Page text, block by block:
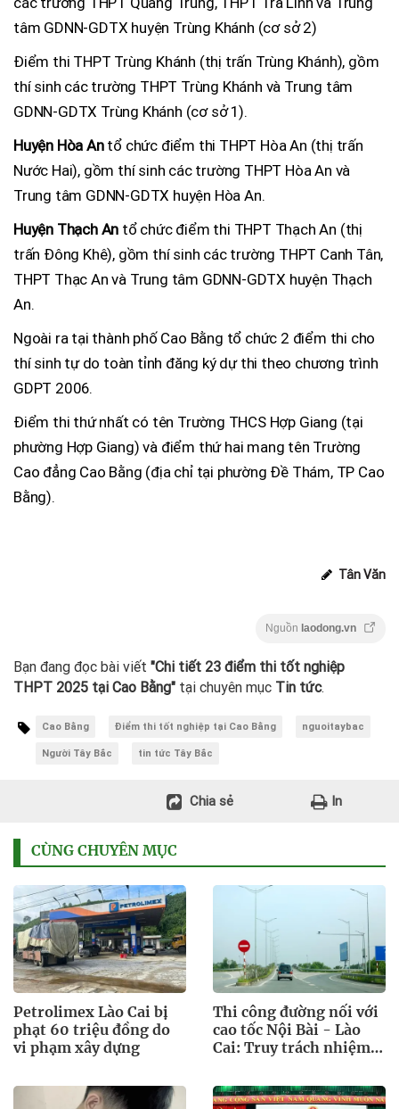
tâm GDNN-GDTX huyện Trùng Khánh (cơ sở 2)
Điểm thi THPT Trùng Khánh (thị trấn Trùng Khánh), gồm
thí sinh các trường THPT Trùng Khánh và Trung tâm
GDNN-GDTX Trùng Khánh (cơ sở 1).
Huyện Hòa Antổ chức điểm thi THPT Hòa An (thị trấn
Nước Hai), gồm thí sinh các trường THPT Hòa An và
Trung tâm GDNN-GDTX huyện Hòa An.
Huyện Thạch An tổ chức điểm thi THPT Thạch An (thị
trấn Đông Khê), gồm thí sinh các trường THPT Canh Tân,
THPT Thạc An và Trung tâm GDNN-GDTX huyện Thạch
An.
Ngoài ra tại thành phố Cao Bằng tổ chức 2 điểm thi cho
thí sinh tự do toàn tỉnh đăng ký dự thi theo chương trình
GDPT 2006.
Điểm thi thứ nhất có tên Trường THCS Hợp Giang (tại
phường Hợp Giang) và điểm thứ hai mang tên Trường
Cao đẳng Cao Bằng (địa chỉ tại phường Đề Thám, TP Cao
Bằng).
Tân Văn
Nguồn laodong.vn
Bạn đang đọc bài viết "Chi tiết 23 điểm thi tốt nghiệp
THPT 2025 tại Cao Bằng" tại chuyên mục Tin tức.
Cao Bằng Điểm thi tốt nghiệp tại Cao Bằng nguoitaybac
Người Tây Bắc tin tức Tây Bắc
Chia sẻ In
CÙNG CHUYÊN MỤC
Petrolimex Lào Cai bị
phạt 60 triệu đồng do
vi phạm xây dựng
Thi công đường nối với
cao tốc Nội Bài - Lào
Cai: Truy trách nhiệm
chậm tiến độ?